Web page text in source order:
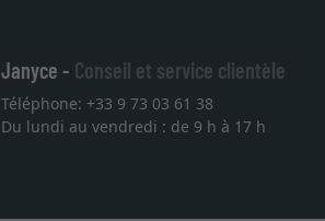
Janyce - Conseil et service clientèle
Téléphone: +33 9 73 03 61 38